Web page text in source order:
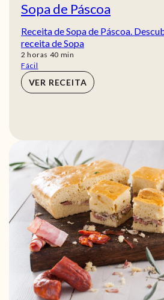
Sopa de Páscoa
Receita de Sopa de Páscoa.
receita de Sopa
2 horas
horas 40 min
min
Fácil
VER RECEITA